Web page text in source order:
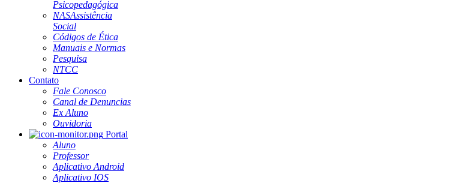
Psicopedagógica
NASAssistência
Social
Códigos de Ética
Manuais e Normas
Pesquisa
NTCC
Contato
Fale Conosco
Canal de Denuncias
Ex Aluno
Ouvidoria
Portal
Aluno
Professor
Aplicativo Android
Aplicativo IOS